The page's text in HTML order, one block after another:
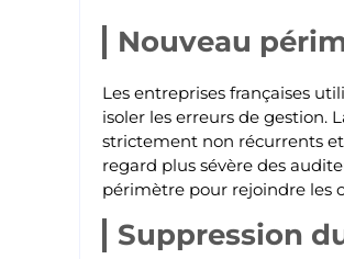
Nouveau
Les entreprises françaises
isoler les erreurs de gestion.
strictement non récurrents
regard plus sévère des
périmètre pour rejoindre les
Suppression